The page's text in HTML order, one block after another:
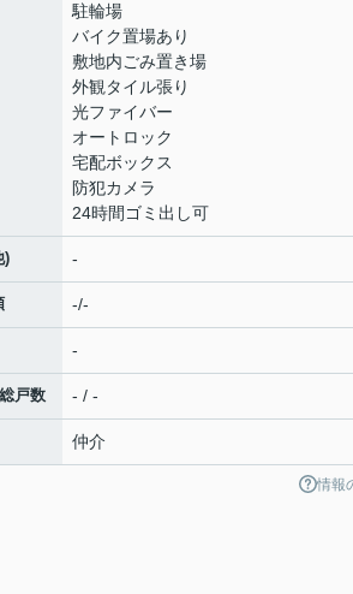
駐輪場
バイク置場あり
敷地内ごみ置き場
外観タイル張り
光ファイバー
オートロック
宅配ボックス
防犯カメラ
24時間ゴミ出し可
) -
-/-
-
戸数 - / -
仲介
情報